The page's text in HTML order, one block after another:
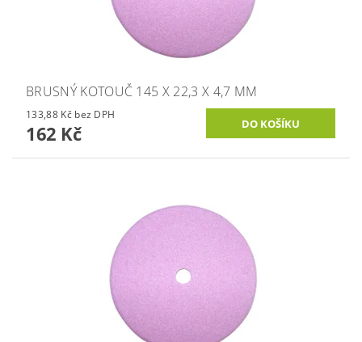
BRUSNÝ KOTOUČ 145 X 22,3 X 4,7 MM
133,88 Kč bez DPH
162 Kč